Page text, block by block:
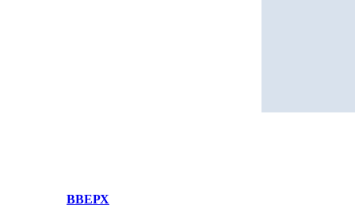
ВВЕРХ